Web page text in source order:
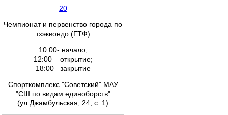
20
Чемпионат и первенство города по
тхэквондо (ГТФ)
10:00- начало;
12:00 – открытие;
18:00 –закрытие
Спорткомплекс "Советский" МАУ
"СШ по видам единоборств"
(ул.Джамбульская, 24, с. 1)